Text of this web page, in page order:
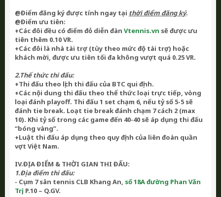
@Điểm đăng ký được tính ngay tại thời điểm đăng ký.
@Điểm ưu tiên:
+Các đôi đều có điểm đỏ diễn đàn Vtennis.vn sẽ được ưu
tiên thêm 0.10 VR.
+Các đôi là nhà tài trợ (tùy theo mức độ tài trợ) hoặc
khách mời, được ưu tiên tối đa không vượt quá 0.25 VR.
2.Thể thức thi đấu:
+Thi đấu theo lịch thi đấu của BTC qui định.
+Các nội dung thi đấu theo thể thức loại trực tiếp, vòng
loại đánh playoff. Thi đấu 1 set chạm 6, nếu tỷ số 5-5 sẽ
đánh tie break. Loạt tie break đánh chạm 7 cách 2 (max
10). Khi tỷ số trong các game đến 40-40 sẽ áp dụng thi đấu
“bóng vàng”.
+Luật thi đấu áp dụng theo quy định của liên đoàn quần
vợt Việt Nam.
IV.ĐỊA ĐIỂM & THỜI GIAN THI ĐẤU:
1.Địa điểm thi đấu:
- Cụm 7 sân tennis CLB Khang An, số18Ađường Phan Văn
Trị, P.10 – Q.GV.